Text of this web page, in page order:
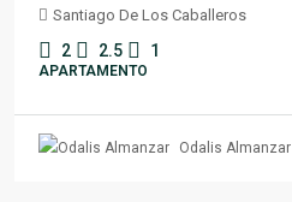
Santiago De Los Caballeros
2 2.5 1
APARTAMENTO
Odalis Almanzar